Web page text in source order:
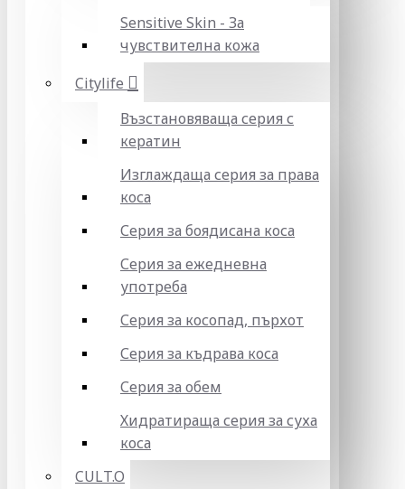
Sensitive Skin - За
чувствителна кожа
Citylife
Възстановяваща серия с
кератин
Изглаждаща серия за права
коса
Серия за боядисана коса
Серия за ежедневна
употреба
Серия за косопад, пърхот
Серия за къдрава коса
Серия за обем
Хидратираща серия за суха
коса
CULT.O